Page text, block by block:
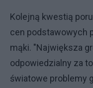
Kolejną kwestią
cen podstawowych
mąki. "Największa
odpowiedzialny za
światowe problemy